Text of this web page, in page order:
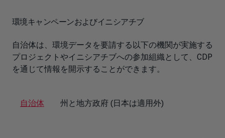
環境キャンペーンおよびイニシアチブ
自治体は、環境データを要請する以下の機関が実施する
プロジェクトやイニシアチブへの参加組織として、CDP
を通じて情報を開示することができます。
自治体 州と地方政府 (日本は適用外)